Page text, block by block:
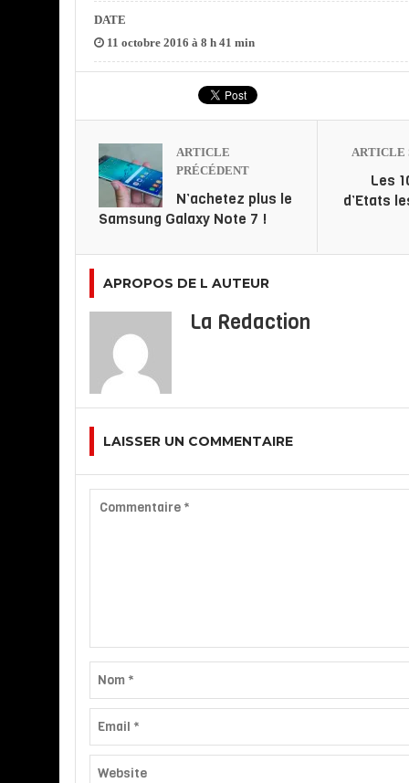
DATE
11 octobre 2016 à 8 h 41 min
ARTICLE
PRÉCÉDENT
N’achetez plus le
Samsung Galaxy Note 7 !
ARTICLE
Les
d’Etats
APROPOS DE L AUTEUR
La Redaction
LAISSER UN COMMENTAIRE